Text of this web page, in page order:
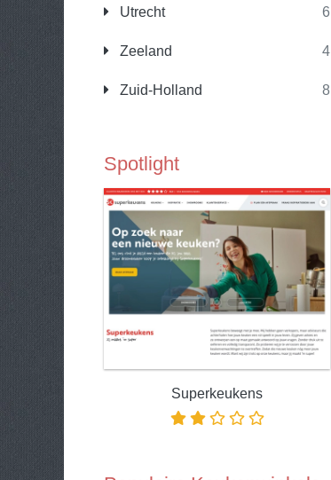
Utrecht 6
Zeeland 4
Zuid-Holland 8
Spotlight
Superkeukens